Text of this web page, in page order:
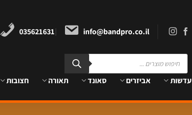
info@bandpro.co.il
035621631
Products
search
עדשות אביזרים סאונד תאורה חצובות